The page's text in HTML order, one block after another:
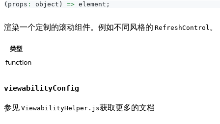
( props : object ) => element ;
渲染一个定制的滚动组件。例如不同风格的 RefreshControl。
类型
function
viewabilityConfig
参见 ViewabilityHelper.js获取更多的文档